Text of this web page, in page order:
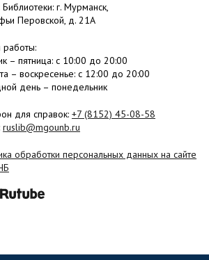
г. Мурманск,
Перовской, д. 21А
– пятница: с 10:00 до 20:00
– воскресенье: c 12:00 до 20:00
день – понедельник
для справок: +7 (8152) 45-08-58
ruslib@mgounb.ru
обработки персональных данных на сайте